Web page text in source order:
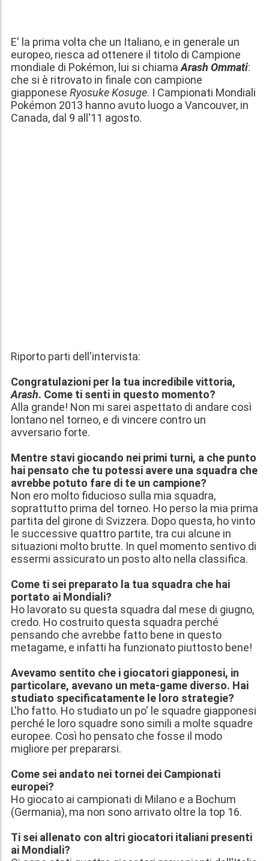
E' la prima volta che un Italiano, e in generale un
europeo, riesca ad ottenere il titolo di Campione
mondiale di Pokémon, lui si chiamaArash Ommati:
che si è ritrovato in finale con campione
giapponese Ryosuke Kosuge. I Campionati Mondiali
Pokémon 2013 hanno avuto luogo a Vancouver, in
Canada, dal 9 all'11 agosto.
Riporto parti dell'intervista:
Congratulazioni per la tua incredibile vittoria,
Arash. Come ti senti in questo momento?
Alla grande! Non mi sarei aspettato di andare così
lontano nel torneo, e di vincere contro un
avversario forte.
Mentre stavi giocando nei primi turni, a che punto
hai pensato che tu potessi avere una squadra che
avrebbe potuto fare di te un campione?
Non ero molto fiducioso sulla mia squadra,
soprattutto prima del torneo. Ho perso la mia prima
partita del girone di Svizzera. Dopo questa, ho vinto
le successive quattro partite, tra cui alcune in
situazioni molto brutte. In quel momento sentivo di
essermi assicurato un posto alto nella classifica.
Come ti sei preparato la tua squadra che hai
portato ai Mondiali?
Ho lavorato su questa squadra dal mese di giugno,
credo. Ho costruito questa squadra perché
pensando che avrebbe fatto bene in questo
metagame, e infatti ha funzionato piuttosto bene!
Avevamo sentito che i giocatori giapponesi, in
particolare, avevano un meta-game diverso. Hai
studiato specificatamente le loro strategie?
L'ho fatto. Ho studiato un po' le squadre giapponesi
perché le loro squadre sono simili a molte squadre
europee. Così ho pensato che fosse il modo
migliore per prepararsi.
Come sei andato nei tornei dei Campionati
europei?
Ho giocato ai campionati di Milano e a Bochum
(Germania), ma non sono arrivato oltre la top 16.
Ti sei allenato con altri giocatori italiani presenti
ai Mondiali?